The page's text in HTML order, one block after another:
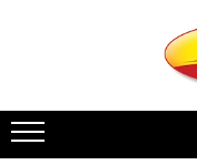
Noutati
Produse de post